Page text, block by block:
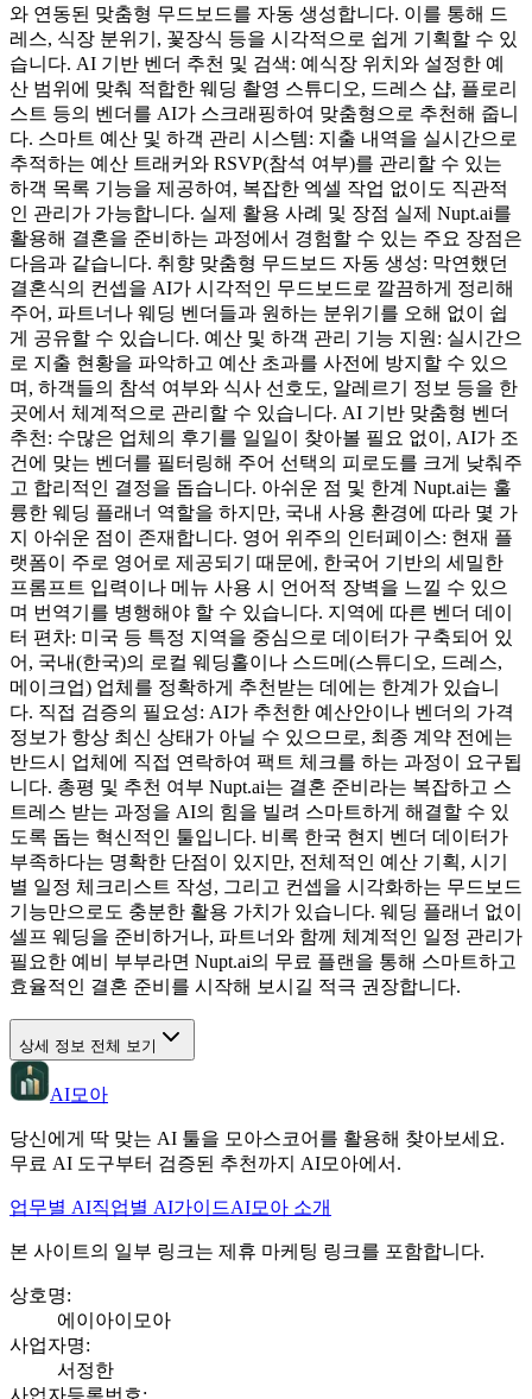
와 연동된 맞춤형 무드보드를 자동 생성합니다. 이를 통해 드
레스, 식장 분위기, 꽃장식 등을 시각적으로 쉽게 기획할 수 있
습니다. AI 기반 벤더 추천 및 검색: 예식장 위치와 설정한 예
산 범위에 맞춰 적합한 웨딩 촬영 스튜디오, 드레스 샵, 플로리
스트 등의 벤더를 AI가 스크래핑하여 맞춤형으로 추천해 줍니
다. 스마트 예산 및 하객 관리 시스템: 지출 내역을 실시간으로
추적하는 예산 트래커와 RSVP(참석 여부)를 관리할 수 있는
하객 목록 기능을 제공하여, 복잡한 엑셀 작업 없이도 직관적
인 관리가 가능합니다. 실제 활용 사례 및 장점 실제 Nupt.ai를
활용해 결혼을 준비하는 과정에서 경험할 수 있는 주요 장점은
다음과 같습니다. 취향 맞춤형 무드보드 자동 생성: 막연했던
결혼식의 컨셉을 AI가 시각적인 무드보드로 깔끔하게 정리해
주어, 파트너나 웨딩 벤더들과 원하는 분위기를 오해 없이 쉽
게 공유할 수 있습니다. 예산 및 하객 관리 기능 지원: 실시간으
로 지출 현황을 파악하고 예산 초과를 사전에 방지할 수 있으
며, 하객들의 참석 여부와 식사 선호도, 알레르기 정보 등을 한
곳에서 체계적으로 관리할 수 있습니다. AI 기반 맞춤형 벤더
추천: 수많은 업체의 후기를 일일이 찾아볼 필요 없이, AI가 조
건에 맞는 벤더를 필터링해 주어 선택의 피로도를 크게 낮춰주
고 합리적인 결정을 돕습니다. 아쉬운 점 및 한계 Nupt.ai는 훌
륭한 웨딩 플래너 역할을 하지만, 국내 사용 환경에 따라 몇 가
지 아쉬운 점이 존재합니다. 영어 위주의 인터페이스: 현재 플
랫폼이 주로 영어로 제공되기 때문에, 한국어 기반의 세밀한
프롬프트 입력이나 메뉴 사용 시 언어적 장벽을 느낄 수 있으
며 번역기를 병행해야 할 수 있습니다. 지역에 따른 벤더 데이
터 편차: 미국 등 특정 지역을 중심으로 데이터가 구축되어 있
어, 국내(한국)의 로컬 웨딩홀이나 스드메(스튜디오, 드레스,
메이크업) 업체를 정확하게 추천받는 데에는 한계가 있습니
다. 직접 검증의 필요성: AI가 추천한 예산안이나 벤더의 가격
정보가 항상 최신 상태가 아닐 수 있으므로, 최종 계약 전에는
반드시 업체에 직접 연락하여 팩트 체크를 하는 과정이 요구됩
니다. 총평 및 추천 여부 Nupt.ai는 결혼 준비라는 복잡하고 스
트레스 받는 과정을 AI의 힘을 빌려 스마트하게 해결할 수 있
도록 돕는 혁신적인 툴입니다. 비록 한국 현지 벤더 데이터가
부족하다는 명확한 단점이 있지만, 전체적인 예산 기획, 시기
별 일정 체크리스트 작성, 그리고 컨셉을 시각화하는 무드보드
기능만으로도 충분한 활용 가치가 있습니다. 웨딩 플래너 없이
셀프 웨딩을 준비하거나, 파트너와 함께 체계적인 일정 관리가
필요한 예비 부부라면 Nupt.ai의 무료 플랜을 통해 스마트하고
효율적인 결혼 준비를 시작해 보시길 적극 권장합니다.
상세 정보 전체 보기
AI모아
당신에게 딱 맞는 AI 툴을 모아스코어를 활용해 찾아보세요.
무료 AI 도구부터 검증된 추천까지 AI모아에서.
업무별 AI직업별 AI가이드AI모아 소개
본 사이트의 일부 링크는 제휴 마케팅 링크를 포함합니다.
상호명:
에이아이모아
사업자명:
서정한
사업자등록번호: